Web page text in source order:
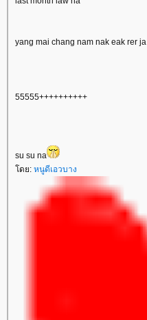
yang mai chang nam nak eak rer ja
55555++++++++++
su su na
ดย: หนูดีเอวบาง